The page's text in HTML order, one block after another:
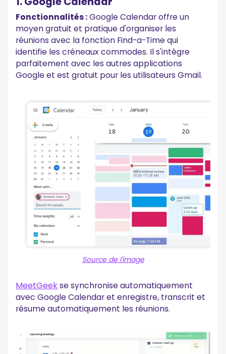
Fonctionnalités :Google Calendar offre un
moyen gratuit et pratique d'organiser les
réunions avec la fonction Find-a-Time qui
identifie les créneaux commodes. Il s'intègre
parfaitement avec les autres applications
Google et est gratuit pour les utilisateurs Gmail.
Source de l'image
MeetGeekse synchronise automatiquement
avec Google Calendar et enregistre, transcrit et
résume automatiquement les réunions.